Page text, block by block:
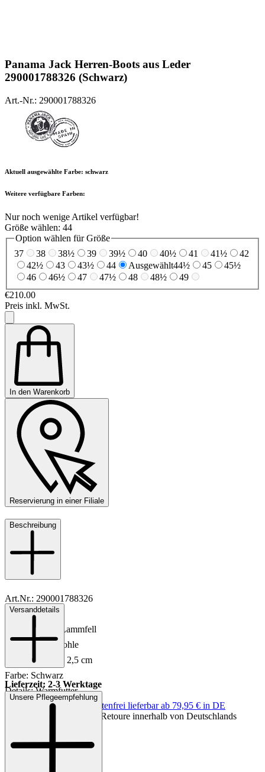
Panama Jack Herren-Boots aus Leder
290001788326 (Schwarz)
Art.-Nr.: 290001788326
Aktuell ausgewählte Farbe: schwarz
Weitere verfügbare Farben:
Nur noch wenige Artikel verfügbar!
Größe wählen: 44
Option wählen für Größe
37
38 38½ 39 39½ 40 40½ 41 41½
42
42½
43 43½ 44 Ausgewählt44½ 45
45½
46
46½ 47 47½ 48 48½
49
€210.00
Preis inkl. MwSt.
In den Warenkorb
Reservierung in einer Filiale
Beschreibung
Art.Nr.: 290001788326
Material: Leder
Innenmaterial: Lammfell
Sohle: Gummisohle
Absatzhöhe: ca. 2,5 cm
Farbe: Schwarz
Details: Warmfutter
Versanddetails
Lieferzeit: 2-3 Werktage
Keine Versandkosten:
kostenfrei lieferbar ab 79,95 € in DE
Einfache und Kostenlose Retoure innerhalb von Deutschlands
Unsere Pflegeempfehlung